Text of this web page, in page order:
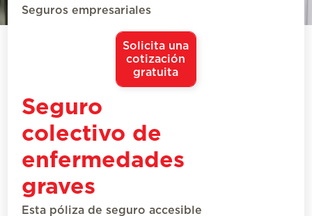
Seguros empresariales
Seguro
colectivo de
enfermedades
graves
Esta póliza de seguro accesible
Solicita una
cotización
gratuita